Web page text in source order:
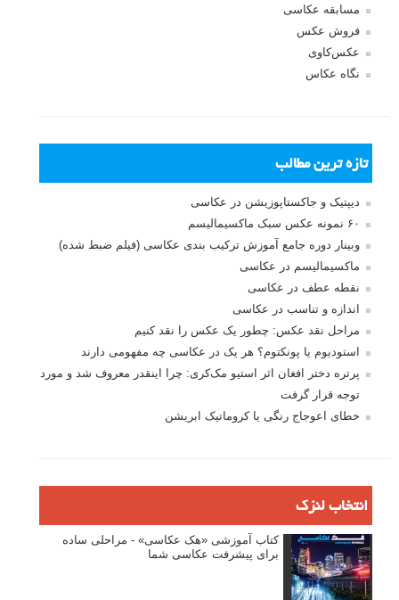
مسابقه عکاسی
فروش عکس
عکس‌کاوی
نگاه عکاس
تازه ترین مطالب
دیپتیک و جاکستا‌پوزیشن در عکاسی
۶۰ نمونه عکس سبک ماکسیمالیسم
وبینار دوره جامع آموزش ترکیب بندی عکاسی (فیلم ضبط شده)
ماکسیمالیسم در عکاسی
نقطه عطف در عکاسی
اندازه و تناسب در عکاسی
مراحل نقد عکس: چطور یک عکس را نقد کنیم
استودیوم یا پونکتوم؟ هر یک در عکاسی چه مفهومی دارند
پرتره دختر افغان اثر استیو مک‌کری: چرا اینقدر معروف شد و مورد
توجه قرار گرفت
خطای اعوجاج رنگی یا کروماتیک ابریشن
انتخاب لنزک
کتاب آموزشی «هک عکاسی» - مراحلی ساده
برای پیشرفت عکاسی شما